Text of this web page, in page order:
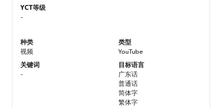
YCT等级
-
种类
视频
关键词
-
类型
YouTube
目标语言
广东话
普通话
简体字
繁体字